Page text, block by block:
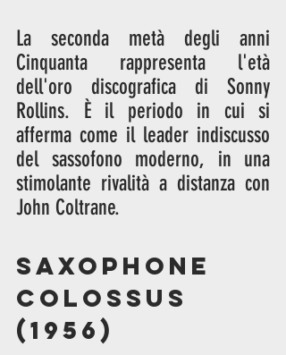
La seconda metà degli anni
Cinquanta rappresenta l'età
dell'oro discografica di Sonny
Rollins. È il periodo in cui si
afferma come il leader indiscusso
del sassofono moderno, in una
stimolante rivalità a distanza con
John Coltrane.
Saxophone
Colossus
(1956)